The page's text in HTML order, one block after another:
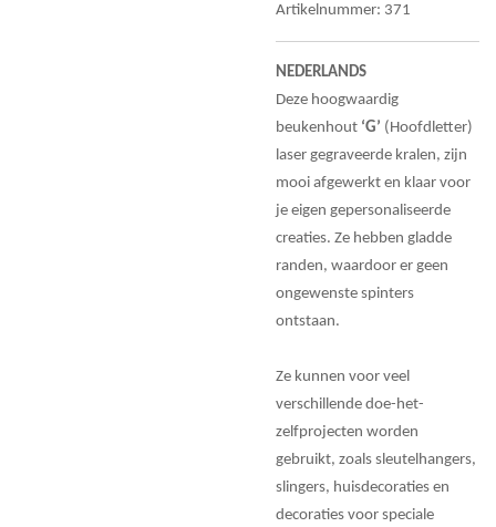
Artikelnummer: 371
NEDERLANDS
Deze hoogwaardig
beukenhout ‘G’ (Hoofdletter)
laser gegraveerde kralen, zijn
mooi afgewerkt en klaar voor
je eigen gepersonaliseerde
creaties. Ze hebben gladde
randen, waardoor er geen
ongewenste spinters
ontstaan.
Ze kunnen voor veel
verschillende doe-het-
zelfprojecten worden
gebruikt, zoals sleutelhangers,
slingers, huisdecoraties en
decoraties voor speciale